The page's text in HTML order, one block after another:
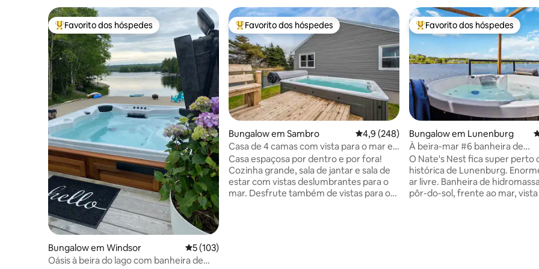
Favoritos dos hóspedes mais apreciados
Favorito dos hóspedes
Bungalow em Windsor Classificação média de 5 em 5 estrelas, 103avaliações
5 (103)
Oásis à beira do lago com banheira de
Favoritos dos hóspedes mais apreciados
Favorito dos hóspedes
Bungalow em Sambro Classificação média de 4,9 em 5 estrelas,
4,9 (248)
Casa de 4 camas com vista para o mar e
spa de natação
Casa espaçosa por dentro e por fora!
Cozinha grande, sala de jantar e sala de
estar com vistas deslumbrantes para o
mar. Desfrute também de vistas para o
Favoritos dos hóspedes mais
Favorito dos hóspedes
Bungalow em Lunenburg
À beira-mar #6 banheira de
hidromassagem pôr do sol
churrasco 2 camas
O Nate's Nest fica super perto
histórica de Lunenburg.
ar livre. Banheira de
pôr-do-sol, frente ao mar, vista